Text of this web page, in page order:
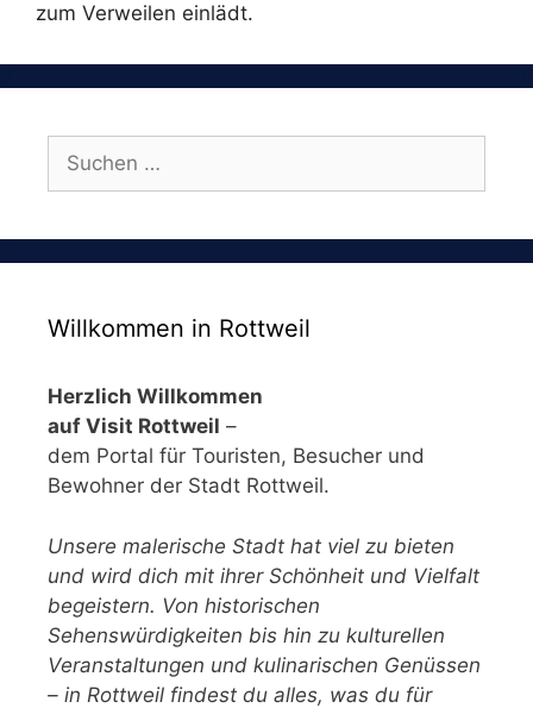
zum Verweilen einlädt.
Suchen
nach:
Willkommen in Rottweil
Herzlich Willkommen
auf Visit Rottweil –
dem Portal für Touristen, Besucher und
Bewohner der Stadt Rottweil.
Unsere malerische Stadt hat viel zu bieten
und wird dich mit ihrer Schönheit und Vielfalt
begeistern. Von historischen
Sehenswürdigkeiten bis hin zu kulturellen
Veranstaltungen und kulinarischen Genüssen
– in Rottweil findest du alles, was du für